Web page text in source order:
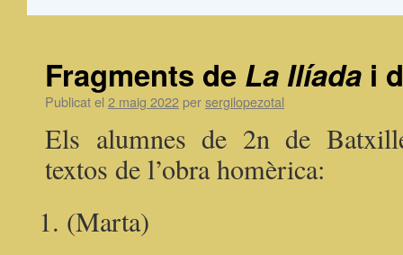
Fragments de La Ilíada i
Publicat el 2 maig 2022 persergilopezotal
Els alumnes de 2n de
textos de l’obra homèrica:
(Marta)